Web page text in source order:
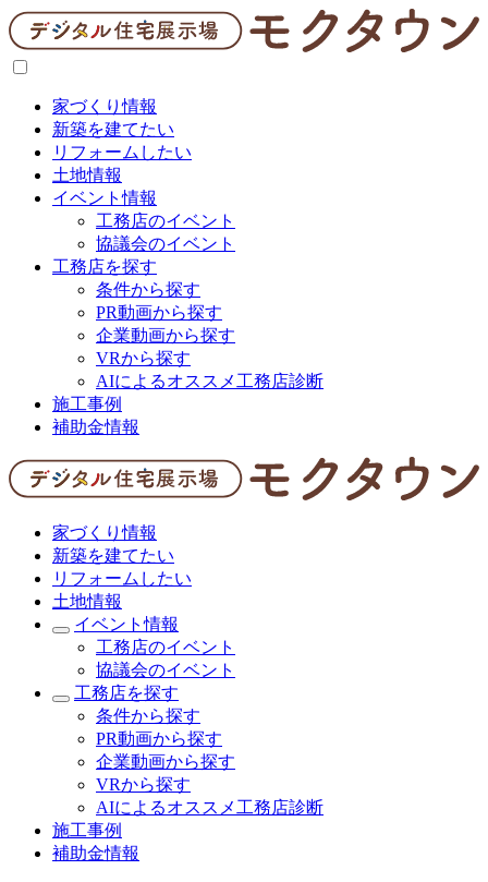
家づくり情報
新築を建てたい
リフォームしたい
土地情報
イベント情報
工務店のイベント
協議会のイベント
工務店を探す
条件から探す
PR動画から探す
企業動画から探す
VRから探す
AIによるオススメ工務店診断
施工事例
補助金情報
家づくり情報
新築を建てたい
リフォームしたい
土地情報
イベント情報
工務店のイベント
協議会のイベント
工務店を探す
条件から探す
PR動画から探す
企業動画から探す
VRから探す
AIによるオススメ工務店診断
施工事例
補助金情報